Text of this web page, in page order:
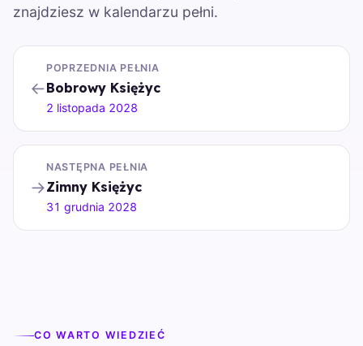
znajdziesz w kalendarzu pełni.
←
POPRZEDNIA PEŁNIA
Bobrowy Księżyc
2 listopada 2028
→
NASTĘPNA PEŁNIA
Zimny Księżyc
31 grudnia 2028
CO WARTO WIEDZIEĆ